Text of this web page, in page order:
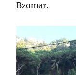
Bzomar.